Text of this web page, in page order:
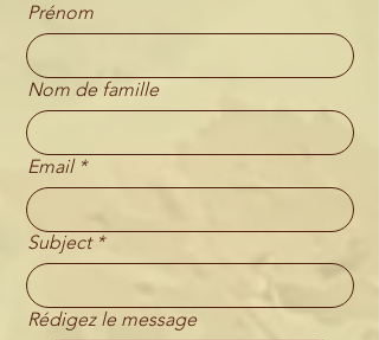
Prénom
Nom de famille
Email
Subject
Rédigez le message